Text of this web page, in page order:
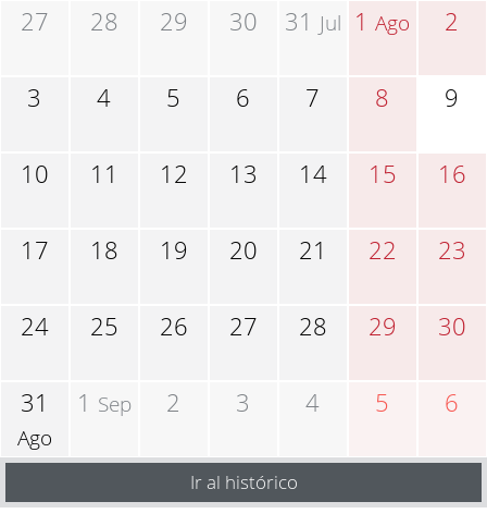
27 28 29 30 31 Jul 1Ago 2
3 4 5 6 7 8 9
10 11 12 13 14 15 16
17 18 19 20 21 22 23
24 25 26 27 28 29 30
31
Ago
1 Sep 2 3 4 5 6
Ir al histórico